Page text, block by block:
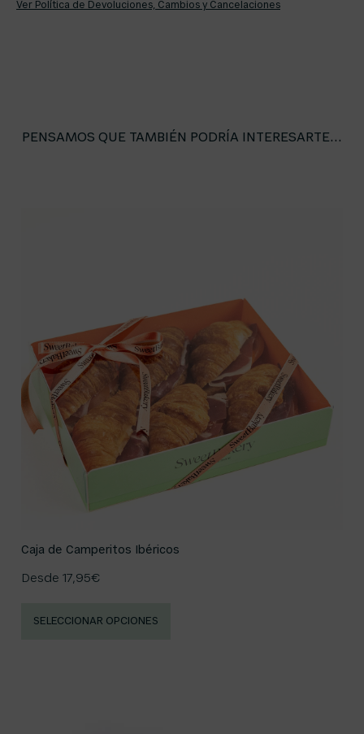
Ver Política de Devoluciones, Cambios y Cancelaciones
PENSAMOS QUE TAMBIÉN PODRÍA INTERESARTE...
Caja de Camperitos Ibéricos
Desde 17,95€
SELECCIONAR OPCIONES